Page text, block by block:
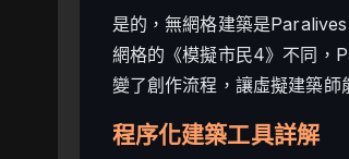
是的，無網格建築是
網格的《模擬市民4》不同，
變了創作流程，讓虛擬建築師
程序化建築工具詳解